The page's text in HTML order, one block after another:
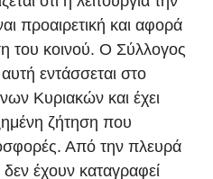
προαιρετική και αφορά
του κοινού. Ο Σύλλογος
εντάσσεται στο
Κυριακών και έχει
ζήτηση που
Από την πλευρά
έχουν καταγραφεί